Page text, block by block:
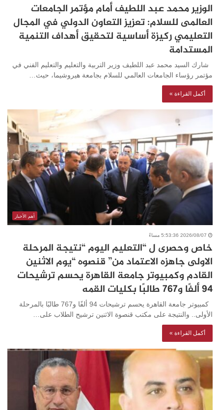
الوزير محمد عبد اللطيف أمام مؤتمر الجامعات
العالمى للسلام: تعزيز التعاون الدولي في المجال
التعليمي ركيزة أساسية لتحقيق أهداف التنمية
المستدامة
شارك السيد محمد عبد اللطيف وزير التربية والتعليم والتعليم الفني في
مؤتمر رؤساء الجامعات العالمي للسلام بجامعة هيروشيما، حيث…
أكمل القراءة »
أهم الأخبار
2026/08/07 5:53:36 مساءً
خاص وحصرى ل “التعليم اليوم “نتيجة المرحلة
الاولى جاهزه الاعتماد من” قنصوه “يوم الاثنين
القادم وكمبيوتر جامعة القاهرة يحسم ترشيحات
94 ألفًا و767 طالبًا بكليات القمه
كمبيوتر جامعة القاهرة يحسم ترشيحات 94 ألفًا و767 طالبًا بالمرحلة
الأولى.. والنتيجة على مكتب قنصوة الاثنين ترشيح الطلاب على…
أكمل القراءة »